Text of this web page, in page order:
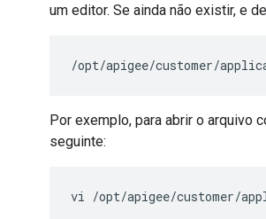
um editor. Se ainda não existir, e
/opt/apigee/customer/
Por exemplo, para abrir o arquivo
seguinte:
vi /opt/apigee/customer/